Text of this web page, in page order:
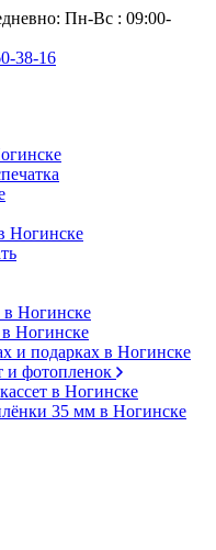
Пн-Вс : 09:00-
38-16
Ногинске
Ногинске
Ногинске
и подарках в Ногинске
и фотопленок
в Ногинске
35 мм в Ногинске